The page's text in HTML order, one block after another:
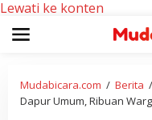
Lewati ke konten
Mudabicara.com / Berita /
Dapur Umum, Ribuan